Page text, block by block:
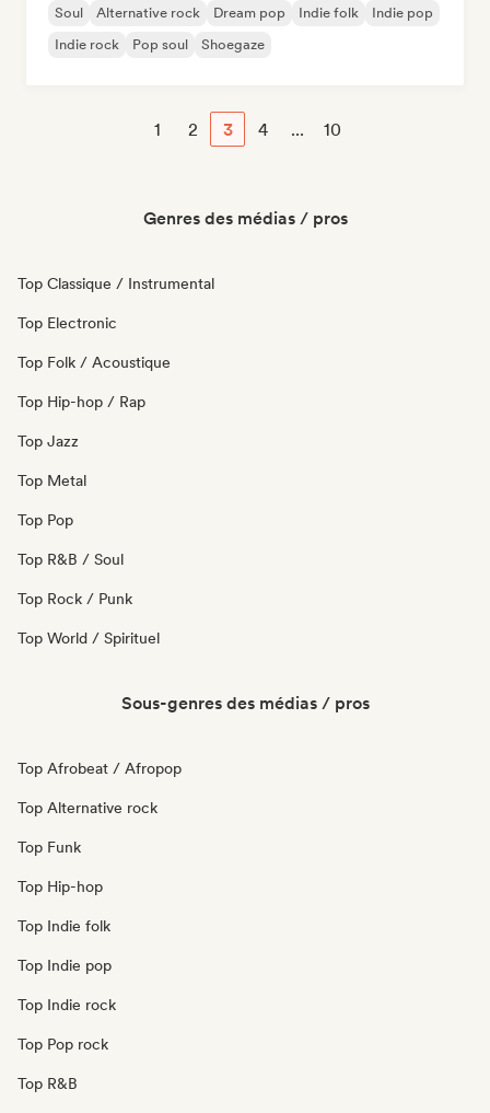
Soul Alternative rock Dream pop Indie folk
Indie pop
Indie rock
Pop soul Shoegaze
1 2 3 4 ... 10
Genres des médias / pros
Top Classique / Instrumental
Top Electronic
Top Folk / Acoustique
Top Hip-hop / Rap
Top Jazz
Top Metal
Top Pop
Top R&B / Soul
Top Rock / Punk
Top World / Spirituel
Sous-genres des médias / pros
Top Afrobeat / Afropop
Top Alternative rock
Top Funk
Top Hip-hop
Top Indie folk
Top Indie pop
Top Indie rock
Top Pop rock
Top R&B